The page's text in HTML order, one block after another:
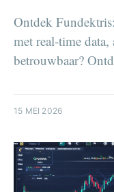
Ontdek
met real-time data,
betrouwbaar?
15 MEI 2026